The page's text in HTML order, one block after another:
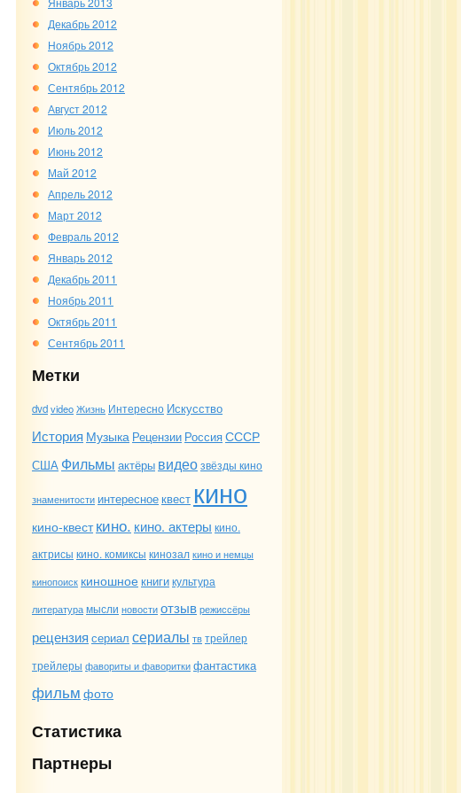
Декабрь 2012
Ноябрь 2012
Октябрь 2012
Сентябрь 2012
Август 2012
Июль 2012
Июнь 2012
Май 2012
Апрель 2012
Март 2012
Февраль 2012
Январь 2012
Декабрь 2011
Ноябрь 2011
Октябрь 2011
Сентябрь 2011
Метки
dvdvideoЖизнь Интересно Искусство
История Музыка Рецензии РоссияСССР
США Фильмы актёры видеозвёзды кино
знаменитости интересноеквест кино
кино-квест кино. кино. актеры кино.
актрисы кино. комиксы кинозалкино и немцы
кинопоиск киношноекнигикультура
литература мысли новостиотзыврежиссёры
рецензия сериал сериалы тв трейлер
трейлеры фавориты и фавориткифантастика
фильм фото
Статистика
Партнеры